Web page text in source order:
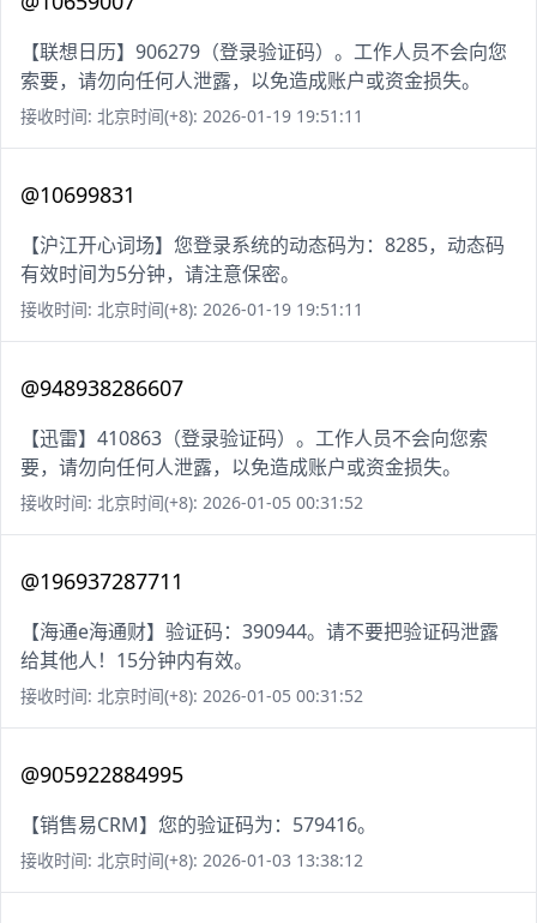
【联想日历】906279（登录验证码）。工作人员不会向您
索要，请勿向任何人泄露，以免造成账户或资金损失。
接收时间: 北京时间(+8): 2026-01-19 19:51:11
@10699831
【沪江开心词场】您登录系统的动态码为：8285，动态码
有效时间为5分钟，请注意保密。
接收时间: 北京时间(+8): 2026-01-19 19:51:11
@948938286607
【迅雷】410863（登录验证码）。工作人员不会向您索
要，请勿向任何人泄露，以免造成账户或资金损失。
接收时间: 北京时间(+8): 2026-01-05 00:31:52
@196937287711
【海通e海通财】验证码：390944。请不要把验证码泄露
给其他人！15分钟内有效。
接收时间: 北京时间(+8): 2026-01-05 00:31:52
@905922884995
【销售易CRM】您的验证码为：579416。
接收时间: 北京时间(+8): 2026-01-03 13:38:12